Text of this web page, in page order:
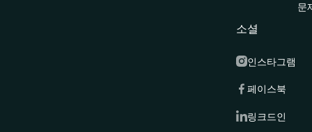
문
소셜
인스타그램
페이스북
링크드인